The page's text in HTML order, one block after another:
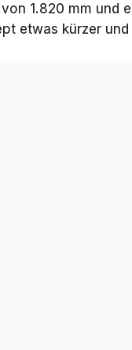
1.820 mm und
etwas kürzer